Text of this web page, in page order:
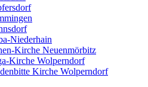
Niederhain
Kirche Neuenmörbitz
Kirche Wolperndorf
Kirche Wolperndorf